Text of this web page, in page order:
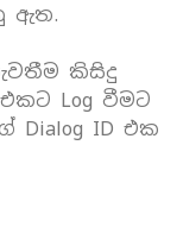
ඇත.
කිසිදු
Log වීමට
ID එක